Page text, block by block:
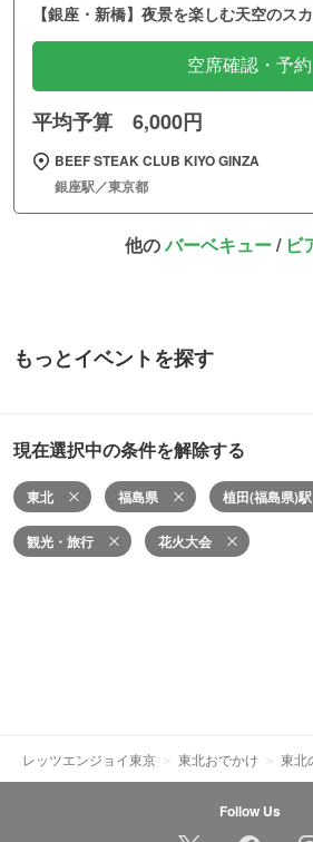
【銀座・新橋】夜景を楽しむ天空のス
空席確認・予約
平均予算 6,000円
BEEF STEAK CLUB KIYO GINZA
銀座駅／東京都
他のバーベキュー/ ビ
もっとイベントを探す
現在選択中の条件を解除する
東北 福島県 植田(福島県)駅
観光・旅行 花火大会
レッツエンジョイ東京 東北おでかけ 東北
Follow Us